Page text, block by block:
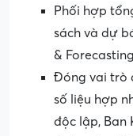
Phối hợp
sách và dự
&
Đóng vai trò
số liệu hợp
độc lập, Ban